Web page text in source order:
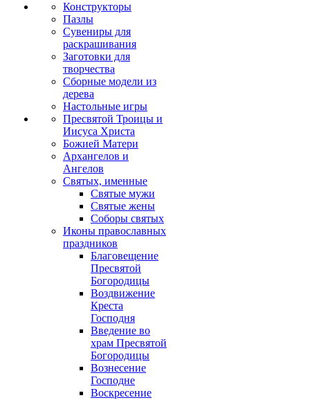
Конструкторы
Пазлы
Сувениры для
раскрашивания
Заготовки для
творчества
Сборные модели из
дерева
Настольные игры
Пресвятой Троицы и
Иисуса Христа
Божией Матери
Архангелов и
Ангелов
Святых, именные
Святые мужи
Святые жены
Соборы святых
Иконы православных
праздников
Благовещение
Пресвятой
Богородицы
Воздвижение
Креста
Господня
Введение во
храм Пресвятой
Богородицы
Вознесение
Господне
Воскресение